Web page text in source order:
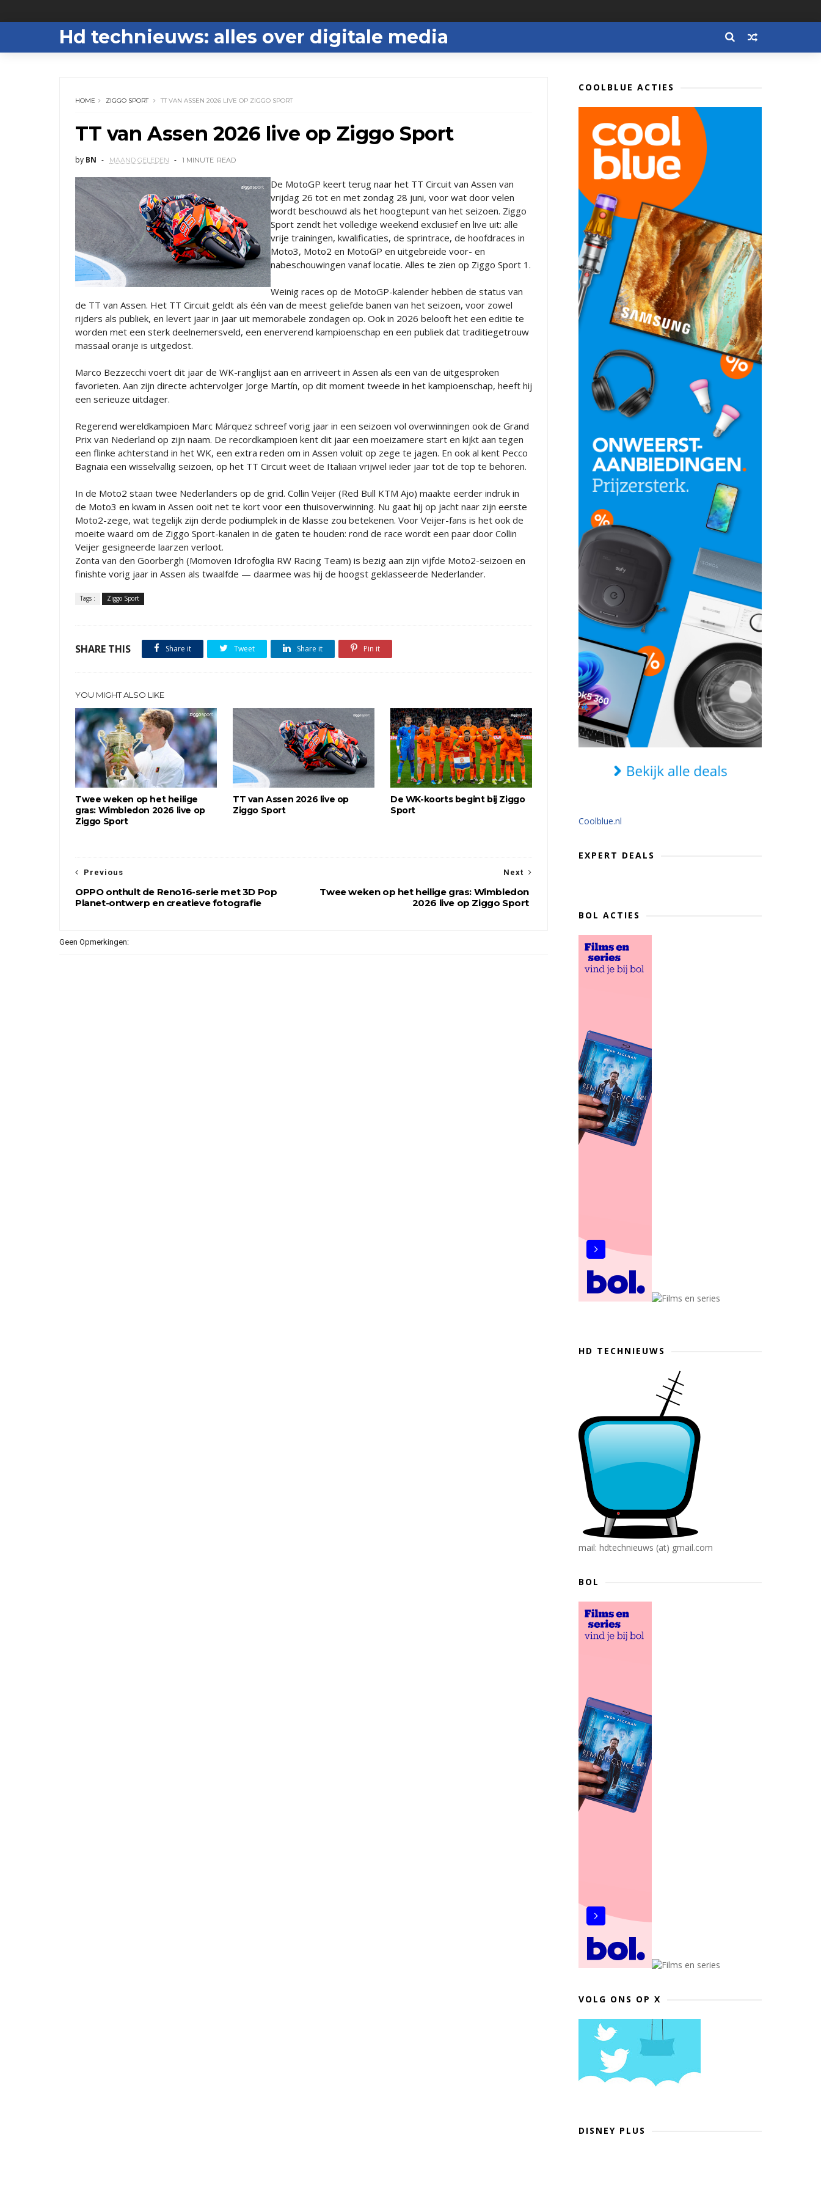
Hd technieuws: alles over digitale media
HOME ZIGGO SPORT TT VAN ASSEN 2026 LIVE OP ZIGGO SPORT
TT van Assen 2026 live op Ziggo Sport
by BN MAAND GELEDEN 1 MINUTE READ
De MotoGP keert terug naar het TT Circuit van Assen van
vrijdag 26 tot en met zondag 28 juni, voor wat door velen
wordt beschouwd als het hoogtepunt van het seizoen. Ziggo
Sport zendt het volledige weekend exclusief en live uit: alle
vrije trainingen, kwalificaties, de sprintrace, de hoofdraces in
Moto3, Moto2 en MotoGP en uitgebreide voor- en
nabeschouwingen vanaf locatie. Alles te zien op Ziggo Sport 1.
Weinig races op de MotoGP-kalender hebben de status van
de TT van Assen. Het TT Circuit geldt als één van de meest geliefde banen van het seizoen, voor zowel
rijders als publiek, en levert jaar in jaar uit memorabele zondagen op. Ook in 2026 belooft het een editie te
worden met een sterk deelnemersveld, een enerverend kampioenschap en een publiek dat traditiegetrouw
massaal oranje is uitgedost.
Marco Bezzecchi voert dit jaar de WK-ranglijst aan en arriveert in Assen als een van de uitgesproken
favorieten. Aan zijn directe achtervolger Jorge Martín, op dit moment tweede in het kampioenschap, heeft hij
een serieuze uitdager.
Regerend wereldkampioen Marc Márquez schreef vorig jaar in een seizoen vol overwinningen ook de Grand
Prix van Nederland op zijn naam. De recordkampioen kent dit jaar een moeizamere start en kijkt aan tegen
een flinke achterstand in het WK, een extra reden om in Assen voluit op zege te jagen. En ook al kent Pecco
Bagnaia een wisselvallig seizoen, op het TT Circuit weet de Italiaan vrijwel ieder jaar tot de top te behoren.
In de Moto2 staan twee Nederlanders op de grid. Collin Veijer (Red Bull KTM Ajo) maakte eerder indruk in
de Moto3 en kwam in Assen ooit net te kort voor een thuisoverwinning. Nu gaat hij op jacht naar zijn eerste
Moto2-zege, wat tegelijk zijn derde podiumplek in de klasse zou betekenen. Voor Veijer-fans is het ook de
moeite waard om de Ziggo Sport-kanalen in de gaten te houden: rond de race wordt een paar door Collin
Veijer gesigneerde laarzen verloot.
Zonta van den Goorbergh (Momoven Idrofoglia RW Racing Team) is bezig aan zijn vijfde Moto2-seizoen en
finishte vorig jaar in Assen als twaalfde — daarmee was hij de hoogst geklasseerde Nederlander.
Tags : Ziggo Sport
SHARE THIS Share it Tweet Share it Pin it
YOU MIGHT ALSO LIKE
Twee weken op het heilige
gras: Wimbledon 2026 live op
Ziggo Sport
TT van Assen 2026 live op
Ziggo Sport
De WK-koorts begint bij Ziggo
Sport
Next
Twee weken op het heilige gras: Wimbledon
2026 live op Ziggo Sport
Previous
OPPO onthult de Reno16-serie met 3D Pop
Planet-ontwerp en creatieve fotografie
Geen Opmerkingen:
COOLBLUE ACTIES
Coolblue.nl
EXPERT DEALS
BOL ACTIES
HD TECHNIEUWS
mail: hdtechnieuws (at) gmail.com
BOL
VOLG ONS OP X
DISNEY PLUS